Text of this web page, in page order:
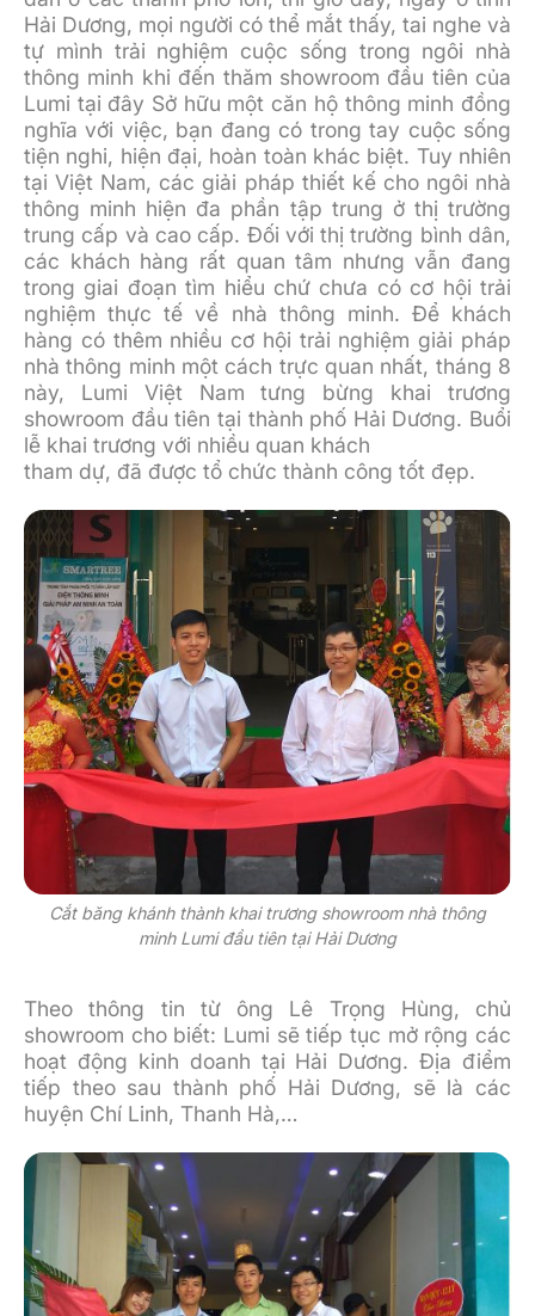
Hải Dương, mọi người có thể mắt thấy, tai nghe và
tự mình trải nghiệm cuộc sống trong ngôi nhà
thông minh khi đến thăm showroom đầu tiên của
Lumi tại đây Sở hữu một căn hộ thông minh đồng
nghĩa với việc, bạn đang có trong tay cuộc sống
tiện nghi, hiện đại, hoàn toàn khác biệt. Tuy nhiên
tại Việt Nam, các giải pháp thiết kế cho ngôi nhà
thông minh hiện đa phần tập trung ở thị trường
trung cấp và cao cấp. Đối với thị trường bình dân,
các khách hàng rất quan tâm nhưng vẫn đang
trong giai đoạn tìm hiểu chứ chưa có cơ hội trải
nghiệm thực tế về nhà thông minh. Để khách
hàng có thêm nhiều cơ hội trải nghiệm giải pháp
nhà thông minh một cách trực quan nhất, tháng 8
này, Lumi Việt Nam tưng bừng khai trương
showroom đầu tiên tại thành phố Hải Dương. Buổi
lễ khai trương với nhiều quan khách
tham dự, đã được tổ chức thành công tốt đẹp.
Cắt băng khánh thành khai trương showroom nhà thông
minh Lumi đầu tiên tại Hải Dương
Theo thông tin từ ông Lê Trọng Hùng, chủ
showroom cho biết: Lumi sẽ tiếp tục mở rộng các
hoạt động kinh doanh tại Hải Dương. Địa điểm
tiếp theo sau thành phố Hải Dương, sẽ là các
huyện Chí Linh, Thanh Hà,…